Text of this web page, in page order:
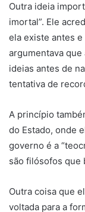
Outra ideia
imortal”. Ele
ela existe antes e
argumentava
ideias antes de
tentativa de
A princípio
do Estado, onde
governo é a
são filósofos que
Outra coisa que
voltada para a